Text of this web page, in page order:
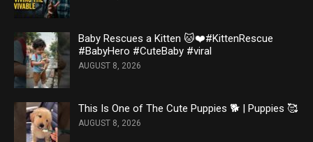
Baby Rescues a Kitten 🐱❤️#KittenRescue
#BabyHero #CuteBaby #viral
AUGUST 8, 2026
This Is One of The Cute Puppies 🐕 | Puppies 🥰
AUGUST 8, 2026